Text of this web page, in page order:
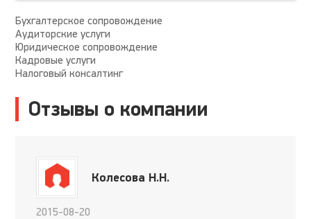
Бухгалтерское сопровождение
Аудиторские услуги
Юридическое сопровождение
Кадровые услуги
Налоговый консалтинг
Отзывы о компании
Колесова Н.Н.
2015-08-20